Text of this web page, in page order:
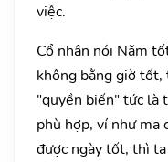
việc.
Cổ nhân nói Năm
không bằng giờ tốt,
"quyền biến" tức là
phù hợp, ví như ma
được ngày tốt, thì